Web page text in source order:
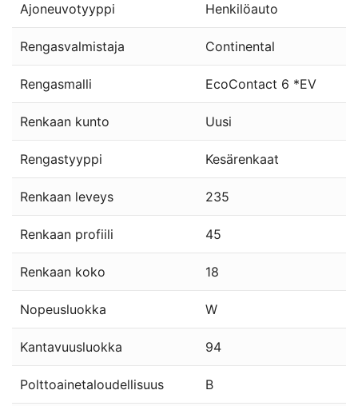
Ajoneuvotyyppi Henkilöauto
Rengasvalmistaja Continental
Rengasmalli EcoContact 6 *EV
Renkaan kunto Uusi
Rengastyyppi Kesärenkaat
Renkaan leveys 235
Renkaan profiili 45
Renkaan koko 18
Nopeusluokka W
Kantavuusluokka 94
Polttoainetaloudellisuus B